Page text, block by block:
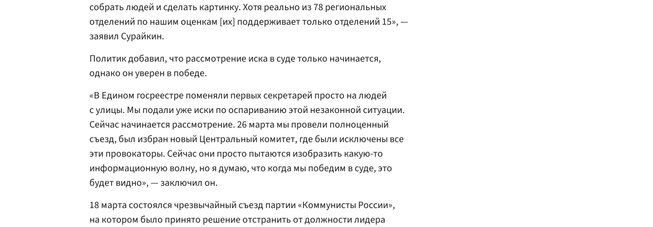
собрать людей и сделать картинку. Хотя реально из 78 региональных
отделений по нашим оценкам [их] поддерживает только отделений 15», —
заявил Сурайкин.
Политик добавил, что рассмотрение иска в суде только начинается,
однако он уверен в победе.
«В Едином госреестре поменяли первых секретарей просто на людей
с улицы. Мы подали уже иски по оспариванию этой незаконной ситуации.
Сейчас начинается рассмотрение. 26 марта мы провели полноценный
съезд, был избран новый Центральный комитет, где были исключены все
эти провокаторы. Сейчас они просто пытаются изобразить какую-то
информационную волну, но я думаю, что когда мы победим в суде, это
будет видно», — заключил он.
18 марта состоялся чрезвычайный съезд партии «Коммунисты России»,
на котором было принято решение отстранить от должности лидера